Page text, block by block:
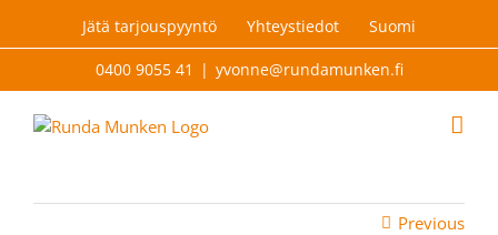
Jätä tarjouspyyntö Yhteystiedot Suomi
0400 9055 41 | yvonne@rundamunken.fi
Previous